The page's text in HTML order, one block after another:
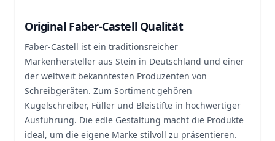
Original Faber-Castell Qualität
Faber-Castell ist ein traditionsreicher
Markenhersteller aus Stein in Deutschland und einer
der weltweit bekanntesten Produzenten von
Schreibgeräten. Zum Sortiment gehören
Kugelschreiber, Füller und Bleistifte in hochwertiger
Ausführung. Die edle Gestaltung macht die Produkte
ideal, um die eigene Marke stilvoll zu präsentieren.